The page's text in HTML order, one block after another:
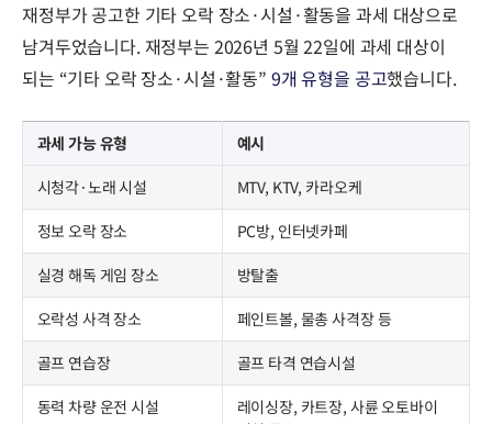
재정부가 공고한 기타 오락 장소·시설·활동을 과세 대상으로
남겨두었습니다. 재정부는 2026년 5월 22일에 과세 대상이
되는 “기타 오락 장소·시설·활동” 9개 유형을 공고했습니다.
과세 가능 유형
예시
시청각·노래 시설
MTV, KTV, 카라오케
정보 오락 장소
PC방, 인터넷카페
실경 해독 게임 장소
방탈출
오락성 사격 장소
페인트볼, 물총 사격장 등
골프 연습장
골프 타격 연습시설
동력 차량 운전 시설
레이싱장, 카트장, 사륜 오토바이